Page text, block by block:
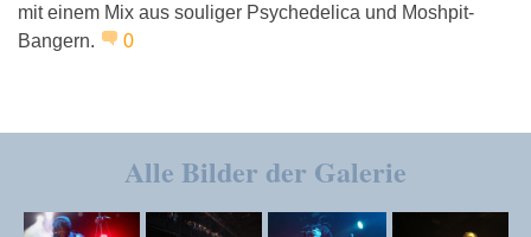
mit einem Mix aus souliger Psychedelica und Moshpit-
Bangern.
0
Alle Bilder der Galerie